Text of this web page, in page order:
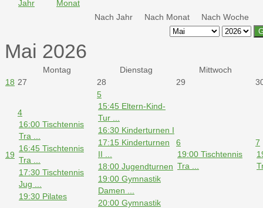
Nach Jahr Nach Monat Nach Woche
Mai 2026
Montag Dienstag
Mittwoch
18 27 28 29
19
4
16:00 Tischtennis
Tra ...
16:45 Tischtennis
Tra ...
17:30 Tischtennis
Jug ...
19:30 Pilates
5
15:45 Eltern-Kind-
Tur ...
16:30 Kinderturnen I
17:15 Kinderturnen
II ...
18:00 Jugendturnen
19:00 Gymnastik
Damen ...
20:00 Gymnastik
6
19:00 Tischtennis
Tra ...
7